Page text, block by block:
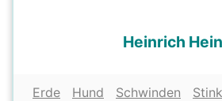
Heinrich
Erde Hund Schwinden